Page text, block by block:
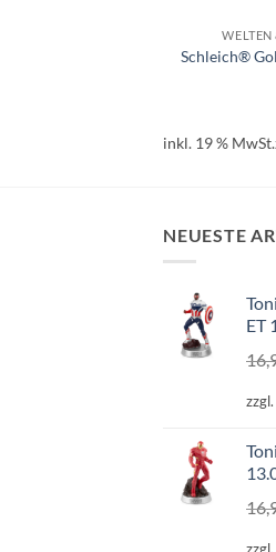
WELTEN
Schleich®
inkl. 19 % MwSt.
NEUESTE
ET
zzgl.